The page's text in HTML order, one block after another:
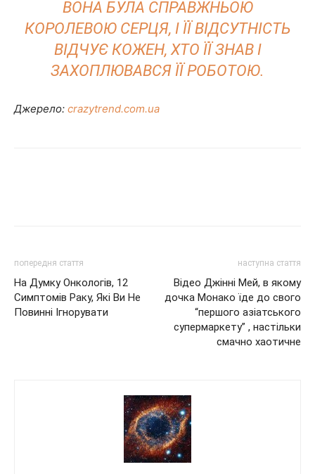
ВОНА БУЛА СПРАВЖНЬОЮ
КОРОЛЕВОЮ СЕРЦЯ, І ЇЇ ВІДСУТНІСТЬ
ВІДЧУЄ КОЖЕН, ХТО ЇЇ ЗНАВ І
ЗАХОПЛЮВАВСЯ ЇЇ РОБОТОЮ.
Джерело: crazytrend.com.ua
попередня стаття
На Думку Онкологів, 12
Симптомів Раку, Які Ви Не
Повинні Ігнорувати
наступна стаття
Відео Джінні Мей, в якому
дочка Монако їде до свого
“першого азіатського
супермаркету” , настільки
смачно хаотичне